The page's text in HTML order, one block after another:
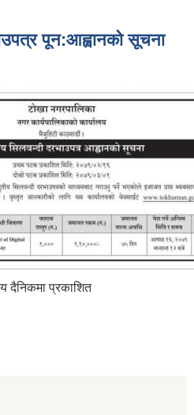
पून:आह्वानको सूचना
दैनिकमा प्रकाशित